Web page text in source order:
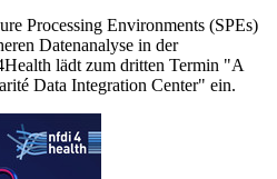
Processing Environments (SPEs)
Datenanalyse in der
lädt zum dritten Termin "A
Data Integration Center" ein.